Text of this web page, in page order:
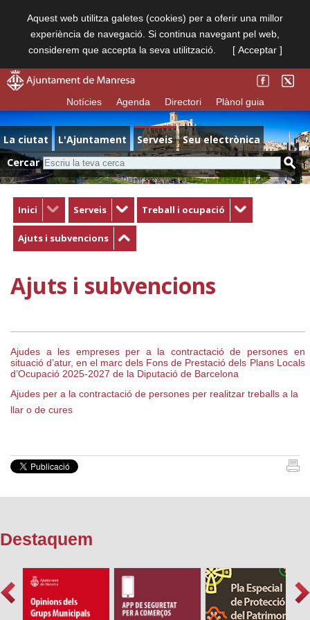
Aquest web utilitza galetes (cookies) per a oferir una millor
experiència de navegació. Si continua navegant pel web,
considerem que accepta la seva utilització.
[ Acceptar ]
Notícies Agenda Directori Plànol guia
La ciutat L'Ajuntament Serveis
Seu electrònica
Cercar
Inici Serveis Treball i ocupació
Ajuts i subvencions
Ajuts i subvencions
Ajudes a les empreses per a la contractació de persones en
situació d’atur, en el marc dels Fons de Prestació dels Plans Locals
d’Ocupació 2025-2027 de la Diputació de Barcelona
Ajudes per a la contractació de persones per realitzar treballs a la
llar o de cures
Destaquem